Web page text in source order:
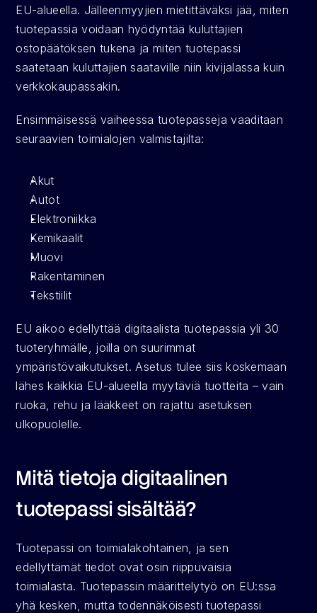
EU-alueella. Jälleenmyyjien mietittäväksi jää, miten
tuotepassia voidaan hyödyntää kuluttajien
ostopäätöksen tukena ja miten tuotepassi
saatetaan kuluttajien saataville niin kivijalassa kuin
verkkokaupassakin.
Ensimmäisessä vaiheessa tuotepasseja vaaditaan
seuraavien toimialojen valmistajilta:
Akut
Autot
Elektroniikka
Kemikaalit
Muovi
Rakentaminen
Tekstiilit
EU aikoo edellyttää digitaalista tuotepassia yli 30
tuoteryhmälle, joilla on suurimmat
ympäristövaikutukset. Asetus tulee siis koskemaan
lähes kaikkia EU-alueella myytäviä tuotteita – vain
ruoka, rehu ja lääkkeet on rajattu asetuksen
ulkopuolelle.
Mitä tietoja digitaalinen
tuotepassi sisältää?
Tuotepassi on toimialakohtainen, ja sen
edellyttämät tiedot ovat osin riippuvaisia
toimialasta. Tuotepassin määrittelytyö on EU:ssa
yhä kesken, mutta todennäköisesti tuotepassi